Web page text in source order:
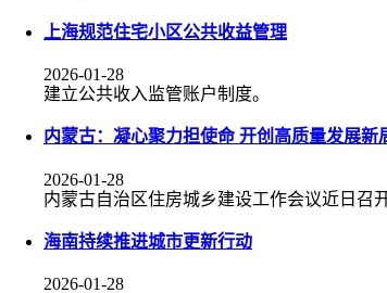
上海规范住宅小区公共收益管理
2026-01-28
建立公共收入监管账户制度。
内蒙古：凝心聚力担使命 开创高质量发展新
2026-01-28
内蒙古自治区住房城乡建设工作会议近日召开
海南持续推进城市更新行动
2026-01-28